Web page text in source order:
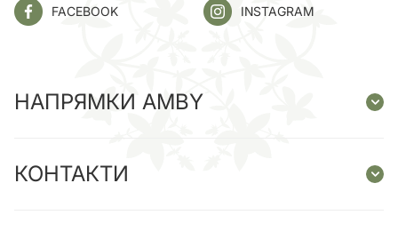
FACEBOOK INSTAGRAM
НАПРЯМКИ AMBY
КОНТАКТИ